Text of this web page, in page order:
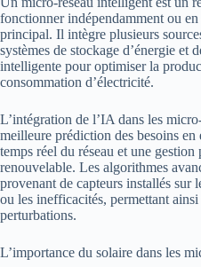
fonctionner indépendamment ou
principal. Il intègre plusieurs
systèmes de stockage d’énergie et
intelligente pour optimiser la
consommation d’électricité.
L’intégration de l’IA dans les
meilleure prédiction des besoins
temps réel du réseau et une
renouvelable. Les algorithmes
provenant de capteurs installés sur
ou les inefficacités, permettant
perturbations.
L’importance du solaire dans les